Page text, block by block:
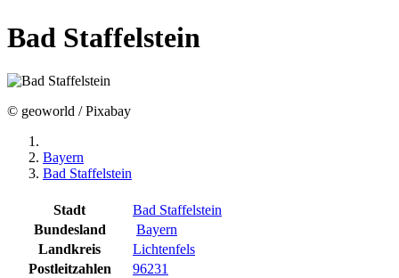
Bad Staffelstein
© geoworld / Pixabay
Bayern
Bad Staffelstein
Stadt
Bad Staffelstein
Bundesland
Bayern
Landkreis
Lichtenfels
Postleitzahlen
96231